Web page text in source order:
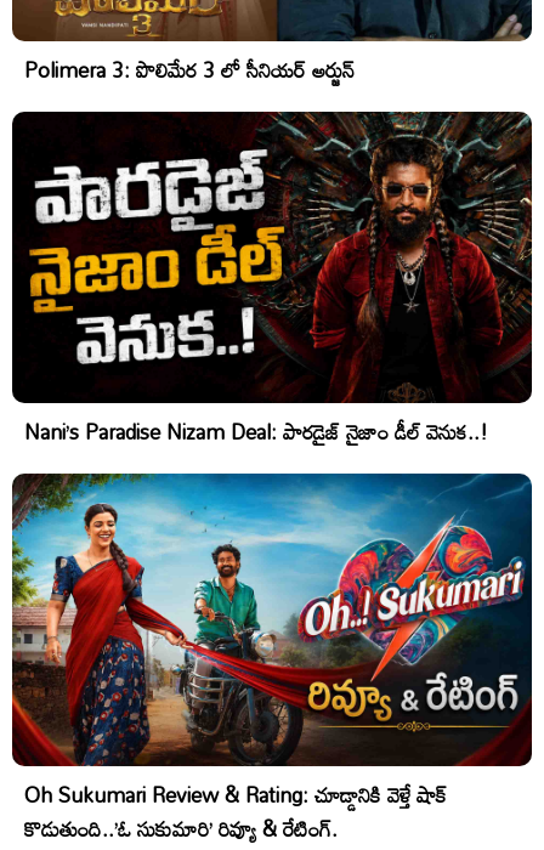
Polimera 3: పొలిమేర 3 లో సీనియర్ అర్జున్
Nani’s Paradise Nizam Deal: పారడైజ్ నైజాం డీల్ వెనుక..!
Oh Sukumari Review & Rating: చూడ్డానికి వెళ్తే షాక్
కొడుతుంది..’ఓ సుకుమారి’ రివ్యూ & రేటింగ్.